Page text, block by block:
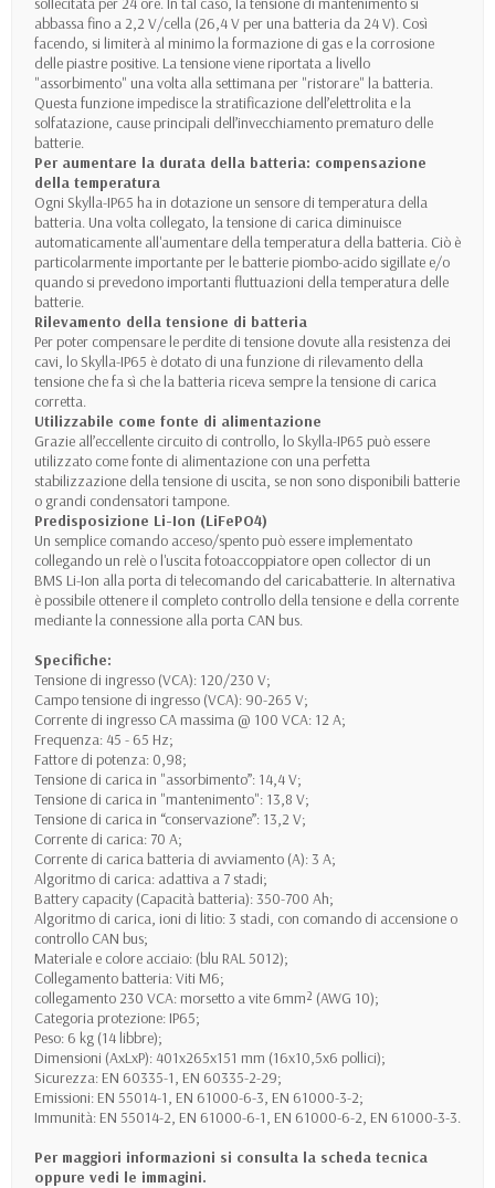
abbassa fino a 2,2 V/cella (26,4 V per una batteria da 24 V). Così
facendo, si limiterà al minimo la formazione di gas e la corrosione
delle piastre positive. La tensione viene riportata a livello
"assorbimento" una volta alla settimana per "ristorare" la batteria.
Questa funzione impedisce la stratificazione dell’elettrolita e la
solfatazione, cause principali dell’invecchiamento prematuro delle
batterie.
Per aumentare la durata della batteria: compensazione
della temperatura
Ogni Skylla-IP65 ha in dotazione un sensore di temperatura della
batteria. Una volta collegato, la tensione di carica diminuisce
automaticamente all'aumentare della temperatura della batteria. Ciò è
particolarmente importante per le batterie piombo-acido sigillate e/o
quando si prevedono importanti fluttuazioni della temperatura delle
batterie.
Rilevamento della tensione di batteria
Per poter compensare le perdite di tensione dovute alla resistenza dei
cavi, lo Skylla-IP65 è dotato di una funzione di rilevamento della
tensione che fa sì che la batteria riceva sempre la tensione di carica
corretta.
Utilizzabile come fonte di alimentazione
Grazie all’eccellente circuito di controllo, lo Skylla-IP65 può essere
utilizzato come fonte di alimentazione con una perfetta
stabilizzazione della tensione di uscita, se non sono disponibili batterie
o grandi condensatori tampone.
Predisposizione Li-Ion (LiFePO4)
Un semplice comando acceso/spento può essere implementato
collegando un relè o l'uscita fotoaccoppiatore open collector di un
BMS Li-Ion alla porta di telecomando del caricabatterie. In alternativa
è possibile ottenere il completo controllo della tensione e della corrente
mediante la connessione alla porta CAN bus.
Specifiche:
Tensione di ingresso (VCA): 120/230 V;
Campo tensione di ingresso (VCA): 90-265 V;
Corrente di ingresso CA massima @ 100 VCA: 12 A;
Frequenza: 45 - 65 Hz;
Fattore di potenza: 0,98;
Tensione di carica in "assorbimento”: 14,4 V;
Tensione di carica in "mantenimento": 13,8 V;
Tensione di carica in “conservazione”: 13,2 V;
Corrente di carica: 70 A;
Corrente di carica batteria di avviamento (A): 3 A;
Algoritmo di carica: adattiva a 7 stadi;
Battery capacity (Capacità batteria): 350-700 Ah;
Algoritmo di carica, ioni di litio: 3 stadi, con comando di accensione o
controllo CAN bus;
Materiale e colore acciaio: (blu RAL 5012);
Collegamento batteria: Viti M6;
collegamento 230 VCA: morsetto a vite 6mm² (AWG 10);
Categoria protezione: IP65;
Peso: 6 kg (14 libbre);
Dimensioni (AxLxP): 401x265x151 mm (16x10,5x6 pollici);
Sicurezza: EN 60335-1, EN 60335-2-29;
Emissioni: EN 55014-1, EN 61000-6-3, EN 61000-3-2;
Immunità: EN 55014-2, EN 61000-6-1, EN 61000-6-2, EN 61000-3-3.
Per maggiori informazioni si consulta la scheda tecnica
oppure vedi le immagini.